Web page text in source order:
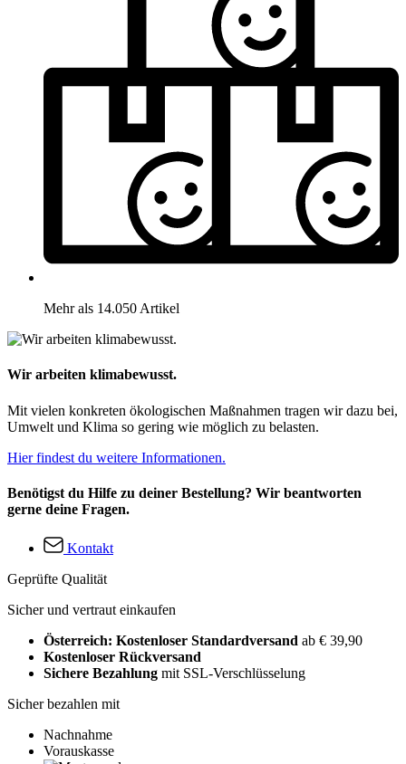
Mehr als 14.050 Artikel
Wir arbeiten klimabewusst.
Mit vielen konkreten ökologischen Maßnahmen tragen wir dazu bei,
Umwelt und Klima so gering wie möglich zu belasten.
Hier findest du weitere Informationen.
Benötigst du Hilfe zu deiner Bestellung? Wir beantworten
gerne deine Fragen.
Kontakt
Geprüfte Qualität
Sicher und vertraut einkaufen
Österreich: Kostenloser Standardversand ab € 39,90
Kostenloser Rückversand
Sichere Bezahlung mit SSL-Verschlüsselung
Sicher bezahlen mit
Nachnahme
Vorauskasse